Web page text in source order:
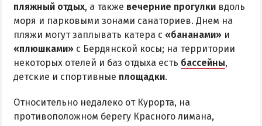
пляжный отдых, а также вечерние прогулки вдоль
моря и парковыми зонами санаториев. Днем на
пляжи могут заплывать катера с «бананами» и
«плюшками» с Бердянской косы; на территории
некоторых отелей и баз отдыха есть бассейны,
детские и спортивные площадки.
Относительно недалеко от Курорта, на
противоположном берегу Красного лимана,